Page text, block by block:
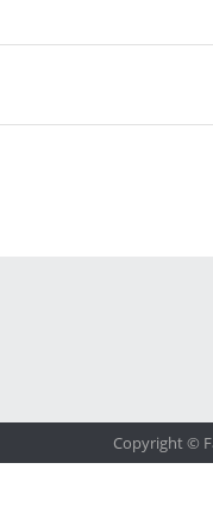
Copyright ©